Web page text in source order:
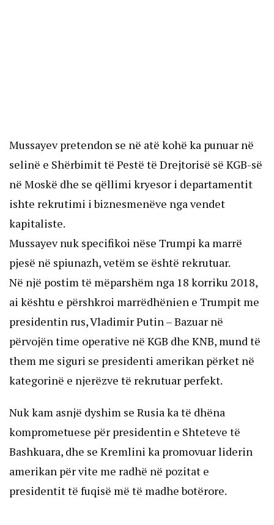
Mussayev pretendon se në atë kohë ka punuar në
selinë e Shërbimit të Pestë të Drejtorisë së KGB-së
në Moskë dhe se qëllimi kryesor i departamentit
ishte rekrutimi i biznesmenëve nga vendet
kapitaliste.
Mussayev nuk specifikoi nëse Trumpi ka marrë
pjesë në spiunazh, vetëm se është rekrutuar.
Në një postim të mëparshëm nga 18 korriku 2018,
ai kështu e përshkroi marrëdhënien e Trumpit me
presidentin rus, Vladimir Putin – Bazuar në
përvojën time operative në KGB dhe KNB, mund të
them me siguri se presidenti amerikan përket në
kategorinë e njerëzve të rekrutuar perfekt.
Nuk kam asnjë dyshim se Rusia ka të dhëna
komprometuese për presidentin e Shteteve të
Bashkuara, dhe se Kremlini ka promovuar liderin
amerikan për vite me radhë në pozitat e
presidentit të fuqisë më të madhe botërore.